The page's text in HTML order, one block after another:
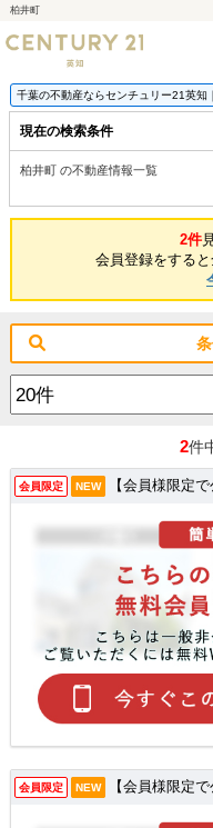
柏井町
千葉の不動産ならセンチュリー21英知
現在の検索条件
柏井町 の不動産情報一覧
2件
会員登録をする
2件
会員限定 NEW 【会員様限定で
会員限定 NEW 【会員様限定で